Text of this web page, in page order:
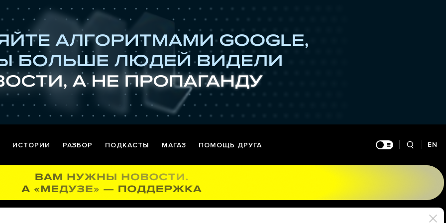
ИСТОРИИ РАЗБОР ПОДКАСТЫ МАГАЗ ПОМОЩЬ ДРУГА EN